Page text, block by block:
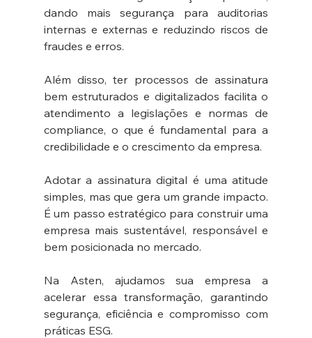
dando mais segurança para auditorias
internas e externas e reduzindo riscos de
fraudes e erros.
Além disso, ter processos de assinatura
bem estruturados e digitalizados facilita o
atendimento a legislações e normas de
compliance, o que é fundamental para a
credibilidade e o crescimento da empresa.
Adotar a assinatura digital é uma atitude
simples, mas que gera um grande impacto.
É um passo estratégico para construir uma
empresa mais sustentável, responsável e
bem posicionada no mercado.
Na Asten, ajudamos sua empresa a
acelerar essa transformação, garantindo
segurança, eficiência e compromisso com
práticas ESG.